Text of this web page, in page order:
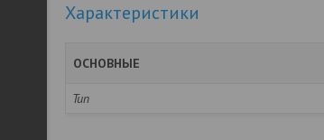
Характеристики
ОСНОВНЫЕ
Тип